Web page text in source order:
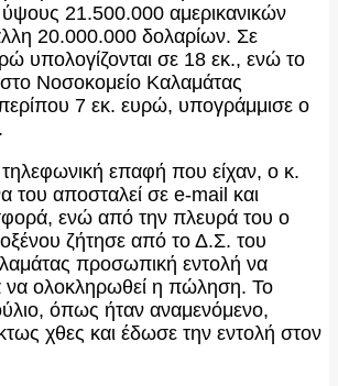
ύψους 21.500.000 αμερικανικών
20.000.000 δολαρίων. Σε
υπολογίζονται σε 18 εκ., ενώ το
Νοσοκομείο Καλαμάτας
περίπου 7 εκ. ευρώ, υπογράμμισε ο
τηλεφωνική επαφή που είχαν, ο κ.
του αποσταλεί σε e-mail και
ενώ από την πλευρά του ο
ζήτησε από το Δ.Σ. του
προσωπική εντολή να
να ολοκληρωθεί η πώληση. Το
όπως ήταν αναμενόμενο,
χθες και έδωσε την εντολή στον